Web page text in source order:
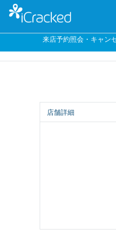
来店予約照会・キャン
店舗詳細